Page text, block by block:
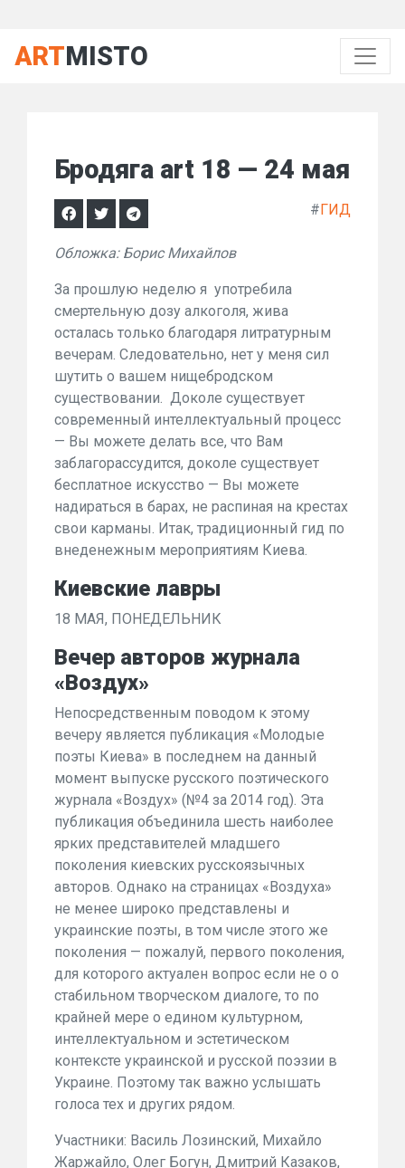
ARTMISTO
Бродяга art 18 — 24 мая
#ГИД
Обложка: Борис Михайлов
За прошлую неделю я употребила
смертельную дозу алкоголя, жива
осталась только благодаря литратурным
вечерам. Следовательно, нет у меня сил
шутить о вашем нищебродском
существовании. Доколе существует
современный интеллектуальный процесс
— Вы можете делать все, что Вам
заблагорассудится, доколе существует
бесплатное искусство — Вы можете
надираться в барах, не распиная на крестах
свои карманы. Итак, традиционный гид по
внеденежным мероприятиям Киева.
Киевские лавры
18 МАЯ, ПОНЕДЕЛЬНИК
Вечер авторов журнала
«Воздух»
Непосредственным поводом к этому
вечеру является публикация «Молодые
поэты Киева» в последнем на данный
момент выпуске русского поэтического
журнала «Воздух» (№4 за 2014 год). Эта
публикация объединила шесть наиболее
ярких представителей младшего
поколения киевских русскоязычных
авторов. Однако на страницах «Воздуха»
не менее широко представлены и
украинские поэты, в том числе этого же
поколения — пожалуй, первого поколения,
для которого актуален вопрос если не о о
стабильном творческом диалоге, то по
крайней мере о едином культурном,
интеллектуальном и эстетическом
контексте украинской и русской поэзии в
Украине. Поэтому так важно услышать
голоса тех и других рядом.
Участники: Василь Лозинский, Михайло
Жаржайло, Олег Богун, Дмитрий Казаков,